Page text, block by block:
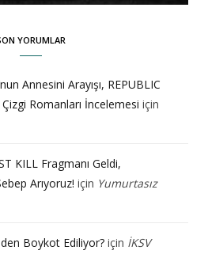
YORUMLAR
Annesini Arayışı, REPUBLIC
Romanları İncelemesi için
KILL Fragmanı Geldi,
Arıyoruz! için Yumurtasız
Boykot Ediliyor? için İKSV